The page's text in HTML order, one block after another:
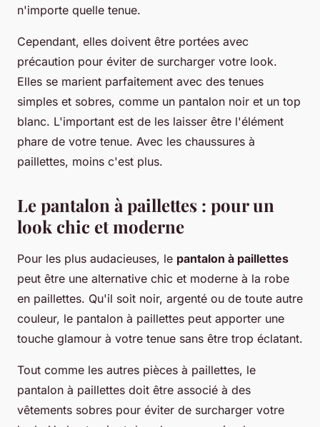
n'importe quelle tenue.
Cependant, elles doivent être portées avec
précaution pour éviter de surcharger votre look.
Elles se marient parfaitement avec des tenues
simples et sobres, comme un pantalon noir et un top
blanc. L'important est de les laisser être l'élément
phare de votre tenue. Avec les chaussures à
paillettes, moins c'est plus.
Le pantalon à paillettes : pour un
look chic et moderne
Pour les plus audacieuses, le pantalon à paillettes
peut être une alternative chic et moderne à la robe
en paillettes. Qu'il soit noir, argenté ou de toute autre
couleur, le pantalon à paillettes peut apporter une
touche glamour à votre tenue sans être trop éclatant.
Tout comme les autres pièces à paillettes, le
pantalon à paillettes doit être associé à des
vêtements sobres pour éviter de surcharger votre